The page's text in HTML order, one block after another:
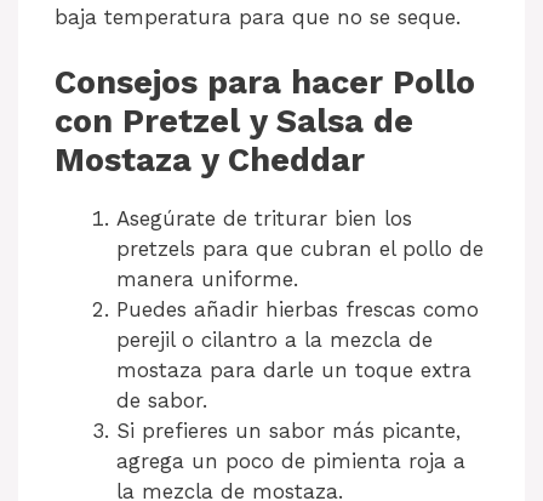
baja temperatura para que no se seque.
Consejos para hacer Pollo
con Pretzel y Salsa de
Mostaza y Cheddar
Asegúrate de triturar bien los
pretzels para que cubran el pollo de
manera uniforme.
Puedes añadir hierbas frescas como
perejil o cilantro a la mezcla de
mostaza para darle un toque extra
de sabor.
Si prefieres un sabor más picante,
agrega un poco de pimienta roja a
la mezcla de mostaza.